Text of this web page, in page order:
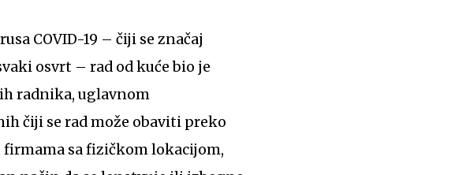
COVID-19 – čiji se značaj
osvrt – rad od kuće bio je
radnika, uglavnom
čiji se rad može obaviti preko
firmama sa fizičkom lokacijom,